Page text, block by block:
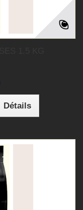
Détails